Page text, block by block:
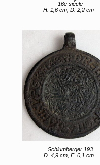
16e siècle
H. 1,6 cm, D. 2,2 cm
Schlumberger.193
D. 4,9 cm, E. 0,1 cm